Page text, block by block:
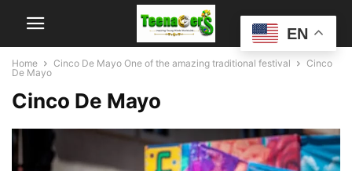
Home Cinco De Mayo One of the amazing traditional festival
Cinco
De Mayo
Cinco De Mayo
EN